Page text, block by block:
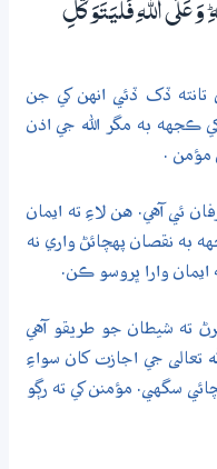
وَعَلَي اللّٰهِ فَلْيَتَوَكَّلِ
ڏک ڏئي انهن کي جن
ڪجهه به مگر الله جي اذن
مؤمن .
ئي آهي. هن لاءِ ته ايمان
به نقصان پهچائڻ واري نه
ايمان وارا ڀروسو ڪن.
ته شيطان جو طريقو آهي
تعالى جي اجازت کان سواءِ
سگهي. مؤمنن کي ته رڳو